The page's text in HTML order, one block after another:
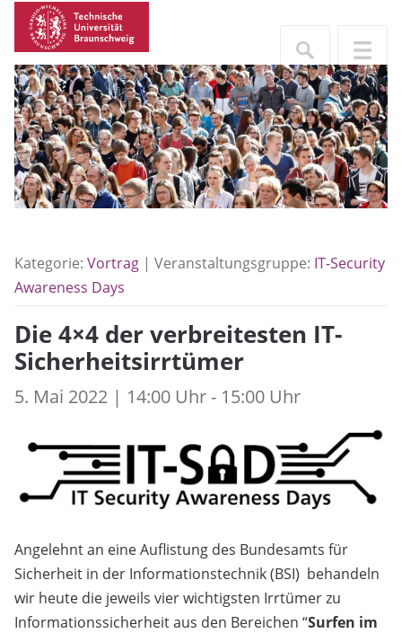
Kategorie: Vortrag | Veranstaltungsgruppe: IT-Security
Awareness Days
Die 4×4 der verbreitesten IT-
Sicherheitsirrtümer
5. Mai 2022 | 14:00 Uhr - 15:00 Uhr
Angelehnt an eine Auflistung des Bundesamts für
Sicherheit in der Informationstechnik (BSI) behandeln
wir heute die jeweils vier wichtigsten Irrtümer zu
Informationssicherheit aus den Bereichen “Surfen im